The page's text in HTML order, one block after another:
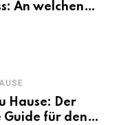
An welchen
Hause: Der
für den